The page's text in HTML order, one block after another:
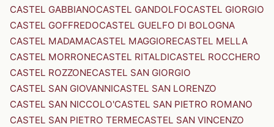
CASTEL GABBIANOCASTEL GANDOLFOCASTEL GIORGIO
CASTEL GOFFREDOCASTEL GUELFO DI BOLOGNA
CASTEL MADAMACASTEL MAGGIORECASTEL MELLA
CASTEL MORRONECASTEL RITALDICASTEL ROCCHERO
CASTEL ROZZONECASTEL SAN GIORGIO
CASTEL SAN GIOVANNICASTEL SAN LORENZO
CASTEL SAN NICCOLO'CASTEL SAN PIETRO ROMANO
CASTEL SAN PIETRO TERMECASTEL SAN VINCENZO